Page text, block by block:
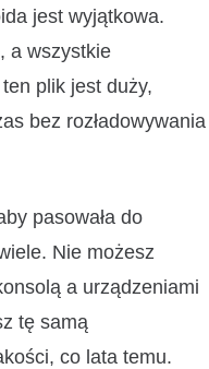
jest wyjątkowa.
a wszystkie
plik jest duży,
bez rozładowywania
pasowała do
Nie możesz
a urządzeniami
tę samą
co lata temu.